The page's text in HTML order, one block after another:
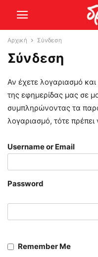
Αρχική Σύνδεση
Σύνδεση
Αν έχετε λογαριασμό
της εφημερίδας μας σε
συμπληρώνοντας τα
λογαριασμό, τότε
Username or Email
Password
Remember Me